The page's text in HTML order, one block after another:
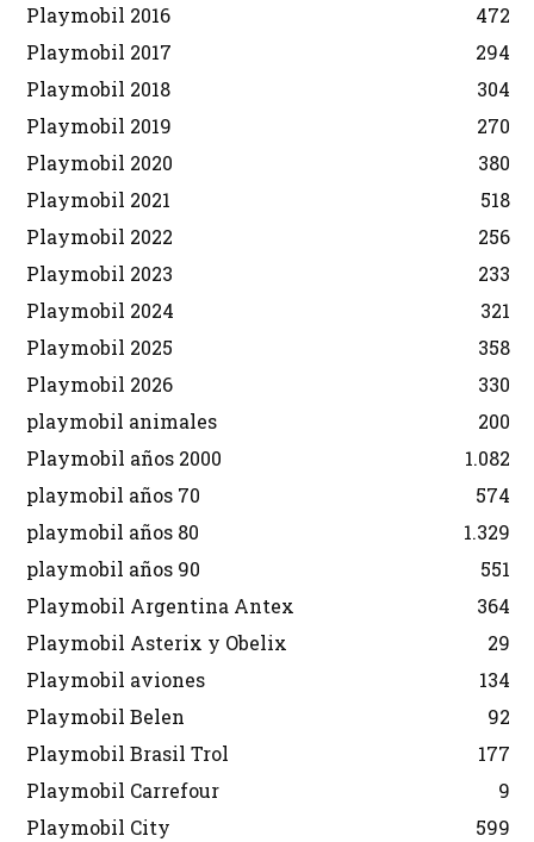
Playmobil 2016
472
Playmobil 2017
294
Playmobil 2018
304
Playmobil 2019
270
Playmobil 2020
380
Playmobil 2021
518
Playmobil 2022
256
Playmobil 2023
233
Playmobil 2024
321
Playmobil 2025
358
Playmobil 2026
330
playmobil animales
200
Playmobil años 2000
1.082
playmobil años 70
574
playmobil años 80
1.329
playmobil años 90
551
Playmobil Argentina Antex
364
Playmobil Asterix y Obelix
29
Playmobil aviones
134
Playmobil Belen
92
Playmobil Brasil Trol
177
Playmobil Carrefour
9
Playmobil City
599